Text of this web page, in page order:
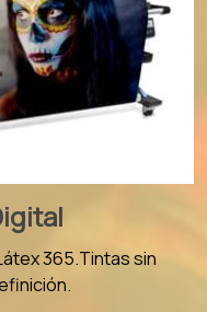
365.Tintas sin